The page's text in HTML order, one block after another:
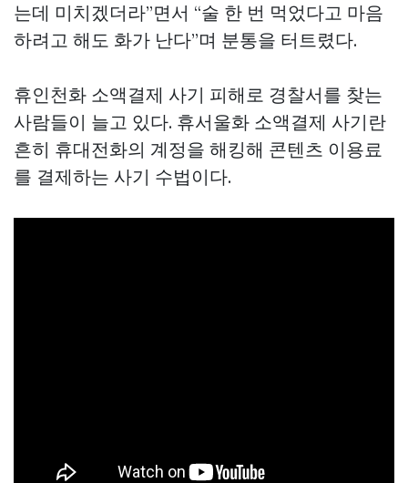
는데 미치겠더라”면서 “술 한 번 먹었다고 마음
하려고 해도 화가 난다”며 분통을 터트렸다.
휴인천화 소액결제 사기 피해로 경찰서를 찾는
사람들이 늘고 있다. 휴서울화 소액결제 사기란
흔히 휴대전화의 계정을 해킹해 콘텐츠 이용료
를 결제하는 사기 수법이다.